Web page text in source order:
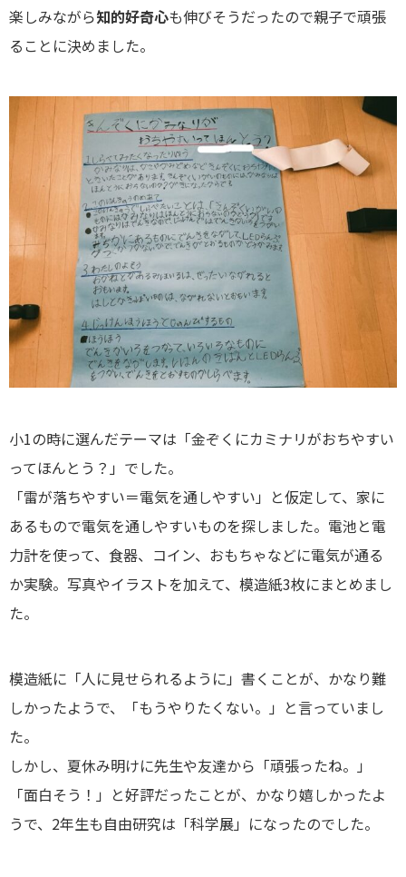
楽しみながら知的好奇心も伸びそうだったので親子で頑張
ることに決めました。
小1の時に選んだテーマは「金ぞくにカミナリがおちやすい
ってほんとう？」でした。
「雷が落ちやすい＝電気を通しやすい」と仮定して、家に
あるもので電気を通しやすいものを探しました。電池と電
力計を使って、食器、コイン、おもちゃなどに電気が通る
か実験。写真やイラストを加えて、模造紙3枚にまとめまし
た。
模造紙に「人に見せられるように」書くことが、かなり難
しかったようで、「もうやりたくない。」と言っていまし
た。
しかし、夏休み明けに先生や友達から「頑張ったね。」
「面白そう！」と好評だったことが、かなり嬉しかったよ
うで、2年生も自由研究は「科学展」になったのでした。